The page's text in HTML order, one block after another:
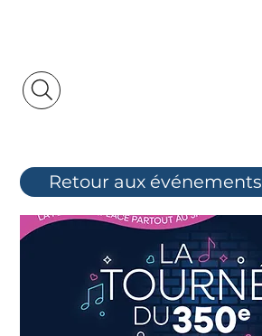
Retour aux événements